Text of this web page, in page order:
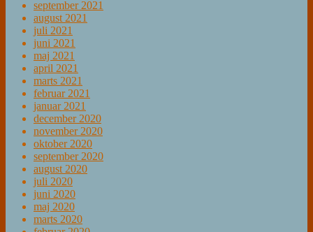
september 2021
august 2021
juli 2021
juni 2021
maj 2021
april 2021
marts 2021
februar 2021
januar 2021
december 2020
november 2020
oktober 2020
september 2020
august 2020
juli 2020
juni 2020
maj 2020
marts 2020